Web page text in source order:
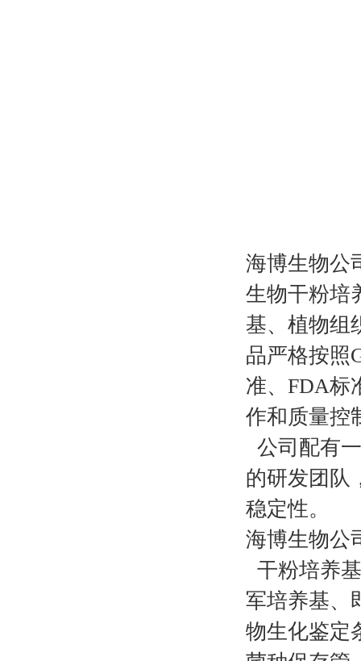
海博生物公
生物干粉培
基、植物组
品严格按照
准、FDA标
作和质量控
公司配有
的研发团队
稳定性。
海博生物公
干粉培养
军培养基、
物生化鉴定